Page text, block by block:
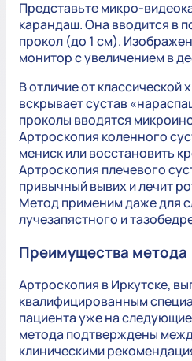
Представьте микро-
карандаш. Она вводится в
прокол (до 1 см).
монитор с увеличением в
В отличие от классической
вскрывает сустав
проколы вводятся
Артроскопия коленного
мениск или восстановить
Артроскопия плечевого
привычный вывих и лечит
Метод применим даже для
лучезапястного и
Преимущества метода
Артроскопия в Иркутске,
квалифицированным
пациента уже на
метода подтверждены
клиническими